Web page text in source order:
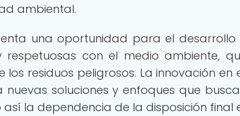
ambiental.
una oportunidad para el
respetuosas con el medio ambiente,
los residuos peligrosos. La innovación
soluciones y enfoques que
la dependencia de la disposición final